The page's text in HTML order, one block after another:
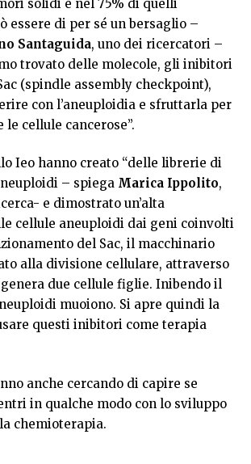
solidi e nel 75% di quelli
essere di per sé un bersaglio –
Santaguida, uno dei ricercatori –
trovato delle molecole, gli inibitori
(spindle assembly checkpoint),
con l’aneuploidia e sfruttarla per
cellule cancerose”.
Ieo hanno creato “delle librerie di
– spiega Marica Ippolito,
e dimostrato un’alta
cellule aneuploidi dai geni coinvolti
del Sac, il macchinario
alla divisione cellulare, attraverso
due cellule figlie. Inibendo il
muoiono. Si apre quindi la
questi inibitori come terapia
anche cercando di capire se
in qualche modo con lo sviluppo
chemioterapia.